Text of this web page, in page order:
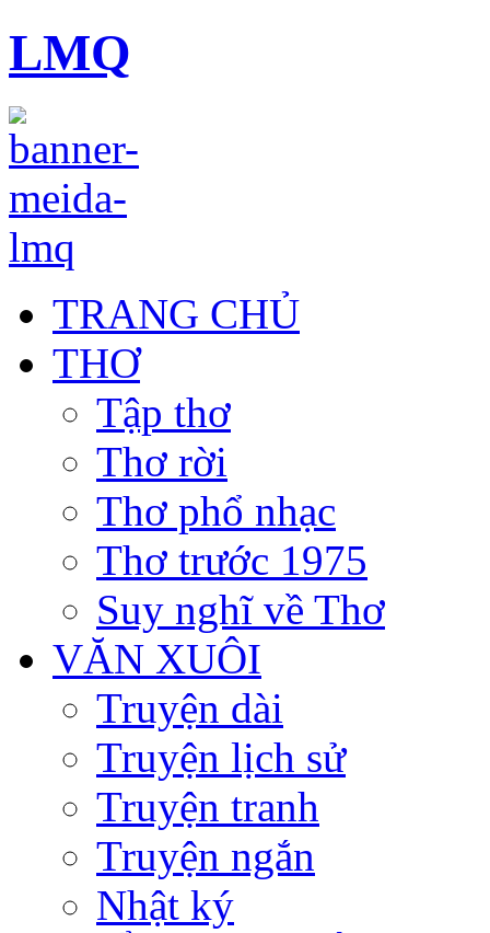
LMQ
TRANG CHỦ
THƠ
Tập thơ
Thơ rời
Thơ phổ nhạc
Thơ trước 1975
Suy nghĩ về Thơ
VĂN XUÔI
Truyện dài
Truyện lịch sử
Truyện tranh
Truyện ngắn
Nhật ký